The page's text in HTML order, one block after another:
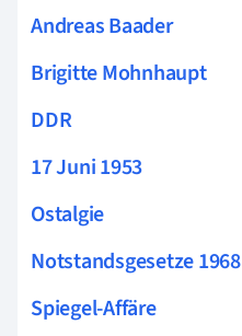
Andreas Baader
Brigitte Mohnhaupt
DDR
17 Juni 1953
Ostalgie
Notstandsgesetze 1968
Spiegel-Affäre